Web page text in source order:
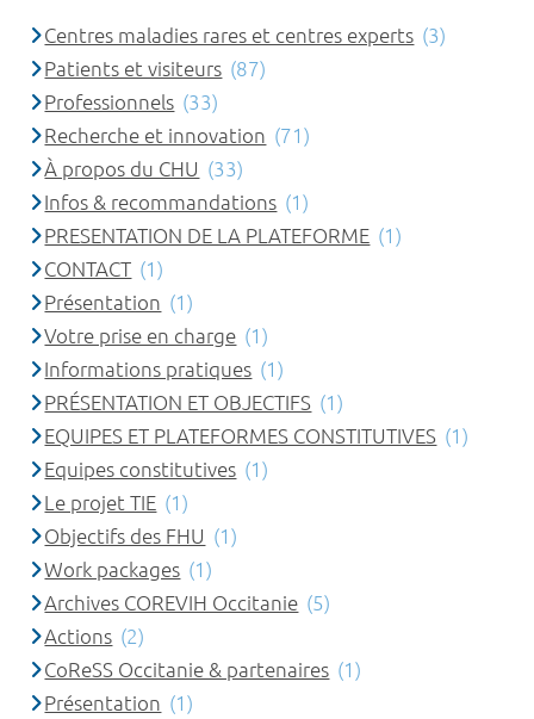
Centres maladies rares et centres experts (3)
Patients et visiteurs (87)
Professionnels (33)
Recherche et innovation (71)
À propos du CHU (33)
Infos & recommandations (1)
PRESENTATION DE LA PLATEFORME (1)
CONTACT (1)
Présentation (1)
Votre prise en charge (1)
Informations pratiques (1)
PRÉSENTATION ET OBJECTIFS (1)
EQUIPES ET PLATEFORMES CONSTITUTIVES (1)
Equipes constitutives (1)
Le projet TIE (1)
Objectifs des FHU (1)
Work packages (1)
Archives COREVIH Occitanie (5)
Actions (2)
CoReSS Occitanie & partenaires (1)
Présentation (1)